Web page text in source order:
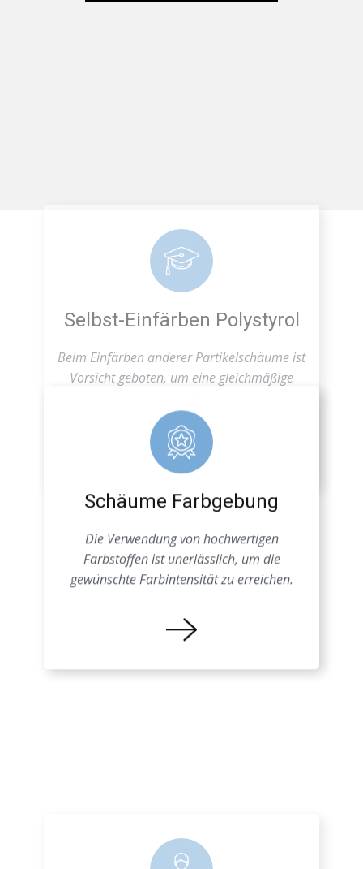
Beim Einfärben anderer Partikelschäume ist
Vorsicht geboten, um eine gleichmäßige
Färbung zu erzielen.
Schäume Farbgebung
Die Verwendung von hochwertigen
Farbstoffen ist unerlässlich, um die
gewünschte Farbintensität zu erreichen.
Eine genaue Kenntnis der